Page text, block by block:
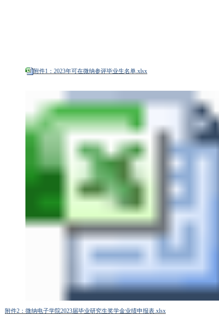
附件1：2023年可在微纳参评毕业生名单.xlsx
附件2：微纳电子学院2023届毕业研究生奖学金业绩申报表.xlsx